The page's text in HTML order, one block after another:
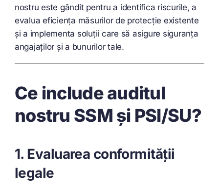
nostru este gândit pentru a identifica riscurile, a
evalua eficiența măsurilor de protecție existente
și a implementa soluții care să asigure siguranța
angajaților și a bunurilor tale.
Ce include auditul
nostru SSM și PSI/SU?
1. Evaluarea conformității
legale